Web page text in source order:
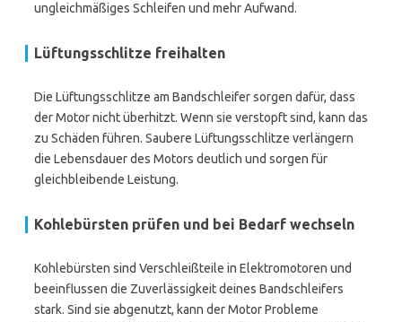
ungleichmäßiges Schleifen und mehr Aufwand.
Lüftungsschlitze freihalten
Die Lüftungsschlitze am Bandschleifer sorgen dafür, dass
der Motor nicht überhitzt. Wenn sie verstopft sind, kann das
zu Schäden führen. Saubere Lüftungsschlitze verlängern
die Lebensdauer des Motors deutlich und sorgen für
gleichbleibende Leistung.
Kohlebürsten prüfen und bei Bedarf wechseln
Kohlebürsten sind Verschleißteile in Elektromotoren und
beeinflussen die Zuverlässigkeit deines Bandschleifers
stark. Sind sie abgenutzt, kann der Motor Probleme